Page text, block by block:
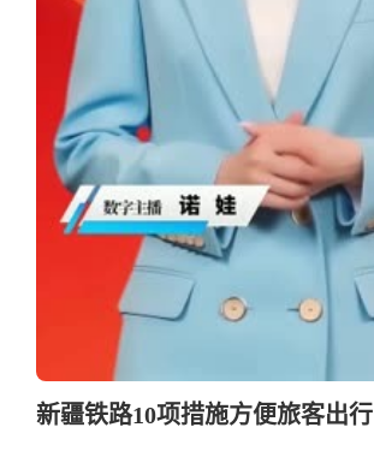
新疆铁路10项措施方便旅客出行